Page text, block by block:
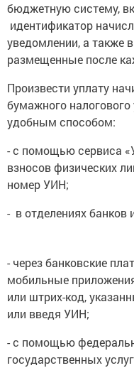
бюджетную систему,
идентификатор
уведомлении, а также
размещенные после
Произвести уплату
бумажного
удобным способом:
- с помощью сервиса
взносов физических
номер УИН;
- в отделениях банков
- через банковские
мобильные
или штрих-код,
или введя УИН;
- с помощью
государственных